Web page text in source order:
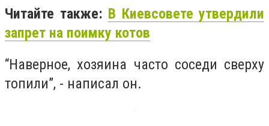
Читайте также: В Киевсовете утвердили
запрет на поимку котов
“Наверное, хозяина часто соседи сверху
топили”, - написал он.